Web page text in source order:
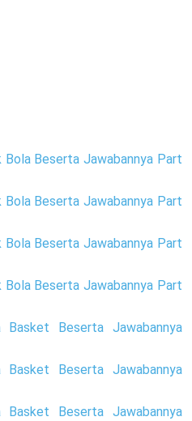
Bola Beserta Jawabannya Part
Bola Beserta Jawabannya Part
Bola Beserta Jawabannya Part
Bola Beserta Jawabannya Part
Basket Beserta Jawabannya
Basket Beserta Jawabannya
Basket Beserta Jawabannya